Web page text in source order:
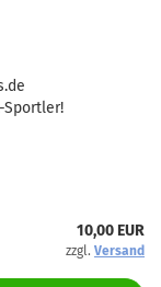
Sportler!
10,00 EUR
zzgl. Versand